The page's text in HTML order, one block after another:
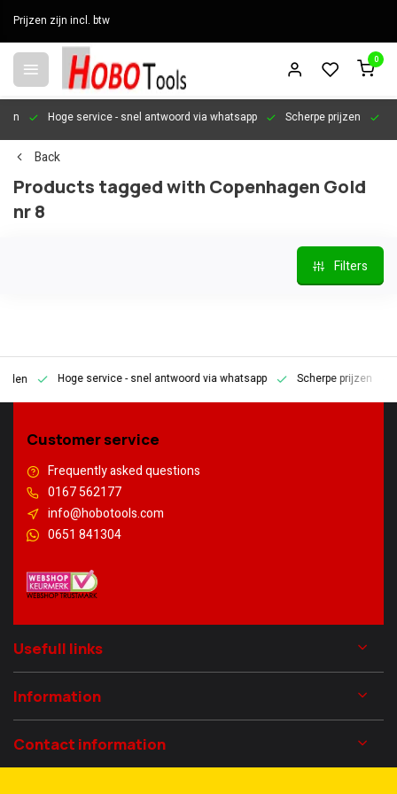
Prijzen zijn incl. btw
0
Hoge service- snel antwoord via whatsapp Scherpe prijzen
Back
Products tagged with Copenhagen Gold
nr 8
Filters
Hoge service- snel antwoord via whatsapp Scherpe prijzen
Customer service
Frequently asked questions
0167 562177
info@hobotools.com
0651 841304
Usefull links
Information
Contact information